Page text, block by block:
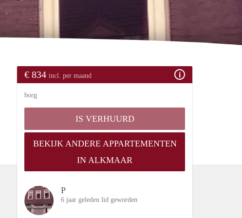
€ 834 incl. per maand
borg
IS VERHUURD
BEKIJK ANDERE APPARTEMENTEN
IN ALKMAAR
P
6 jaar geleden lid geworden